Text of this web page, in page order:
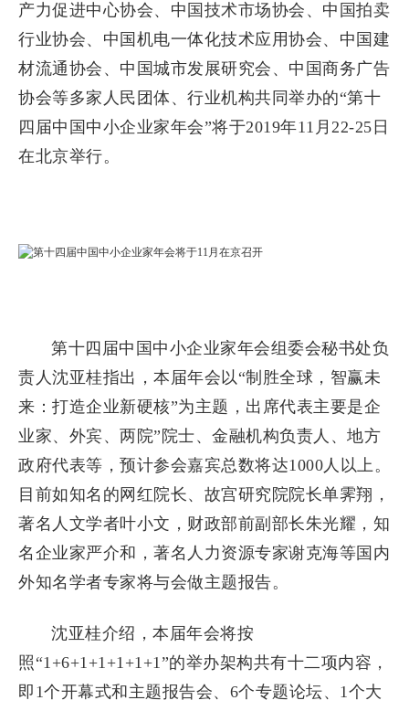
产力促进中心协会、中国技术市场协会、中国拍卖
行业协会、中国机电一体化技术应用协会、中国建
材流通协会、中国城市发展研究会、中国商务广告
协会等多家人民团体、行业机构共同举办的“第十
四届中国中小企业家年会”将于2019年11月22-25日
在北京举行。
第十四届中国中小企业家年会组委会秘书处负
责人沈亚桂指出，本届年会以“制胜全球，智赢未
来：打造企业新硬核”为主题，出席代表主要是企
业家、外宾、两院”院士、金融机构负责人、地方
政府代表等，预计参会嘉宾总数将达1000人以上。
目前如知名的网红院长、故宫研究院院长单霁翔，
著名人文学者叶小文，财政部前副部长朱光耀，知
名企业家严介和，著名人力资源专家谢克海等国内
外知名学者专家将与会做主题报告。
沈亚桂介绍，本届年会将按
照“1+6+1+1+1+1+1”的举办架构共有十二项内容，
即1个开幕式和主题报告会、6个专题论坛、1个大